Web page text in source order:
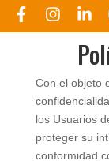
Con el objeto
los Usuarios
proteger su
conformidad